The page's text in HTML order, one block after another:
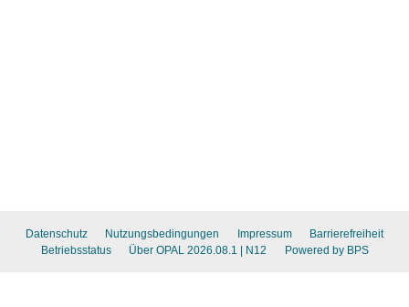
Datenschutz Nutzungsbedingungen Impressum
Barrierefreiheit
Betriebsstatus
Über OPAL 2026.08.1 | N12 Powered by BPS